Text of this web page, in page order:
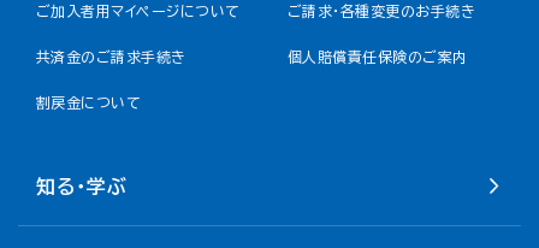
ご加入者用マイページについて ご請求・各種変更のお手続き
共済金のご請求手続き 個人賠償責任保険のご案内
割戻金について​
知る・学ぶ